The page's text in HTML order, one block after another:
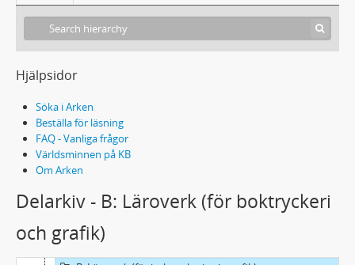
Hjälpsidor
Söka i Arken
Beställa för läsning
FAQ - Vanliga frågor
Världsminnen på KB
Om Arken
Delarkiv - B: Läroverk (för boktryckeri
och grafik)
288 Id 1 - Jon Idestam-Almquist: Helgtryck